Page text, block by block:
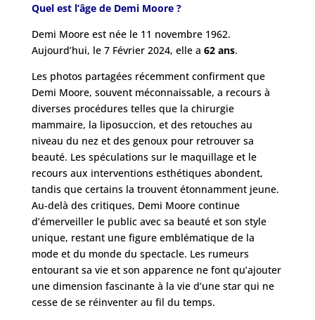
Quel est l’âge de Demi Moore ?
Demi Moore est née le 11 novembre 1962.
Aujourd’hui, le 7 Février 2024, elle a 62 ans.
Les photos partagées récemment confirment que
Demi Moore, souvent méconnaissable, a recours à
diverses procédures telles que la chirurgie
mammaire, la liposuccion, et des retouches au
niveau du nez et des genoux pour retrouver sa
beauté. Les spéculations sur le maquillage et le
recours aux interventions esthétiques abondent,
tandis que certains la trouvent étonnamment jeune.
Au-delà des critiques, Demi Moore continue
d’émerveiller le public avec sa beauté et son style
unique, restant une figure emblématique de la
mode et du monde du spectacle. Les rumeurs
entourant sa vie et son apparence ne font qu’ajouter
une dimension fascinante à la vie d’une star qui ne
cesse de se réinventer au fil du temps.